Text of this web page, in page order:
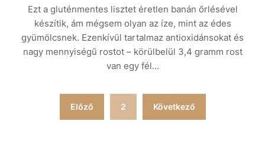
Ezt a gluténmentes lisztet éretlen banán őrlésével
készítik, ám mégsem olyan az íze, mint az édes
gyümölcsnek. Ezenkívül tartalmaz antioxidánsokat és
nagy mennyiségű rostot – körülbelül 3,4 gramm rost
van egy fél…
Bejegyzések
lapozása
Előző 2 Következő